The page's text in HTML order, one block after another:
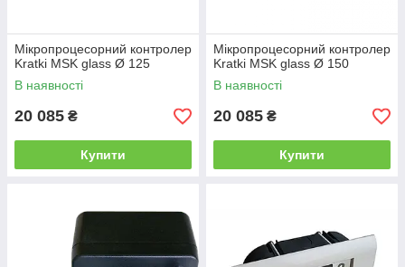
Мікропроцесорний контролер
Kratki MSK glass Ø 125
В наявності
20 085 ₴
Купити
Мікропроцесорний контролер
Kratki MSK glass Ø 150
В наявності
20 085 ₴
Купити